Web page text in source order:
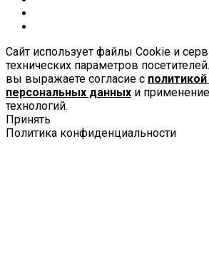
Сайт использует файлы Cookie и
технических параметров
вы выражаете согласие с
персональных данных и
технологий.
Принять
Политика конфиденциальности